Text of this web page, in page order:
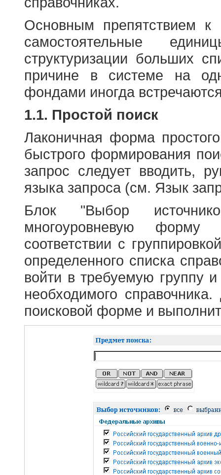
Основным препятствием
самостоятельные
структуризации больших
причине в системе на
фондами иногда
1.1. Простой поиск
Лаконичная форма
быстрого формирования
запрос следует вводить,
языка запроса (см. Язык
Блок "Выбор
многоуровневую форму
соответствии с
определенного списка
войти в требуемую группу и
необходимого
поисковой форме и